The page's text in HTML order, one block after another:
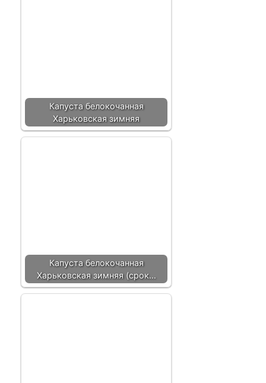
Капуста белокочанная
Харьковская зимняя
Капуста белокочанная
Харьковская зимняя (срок…